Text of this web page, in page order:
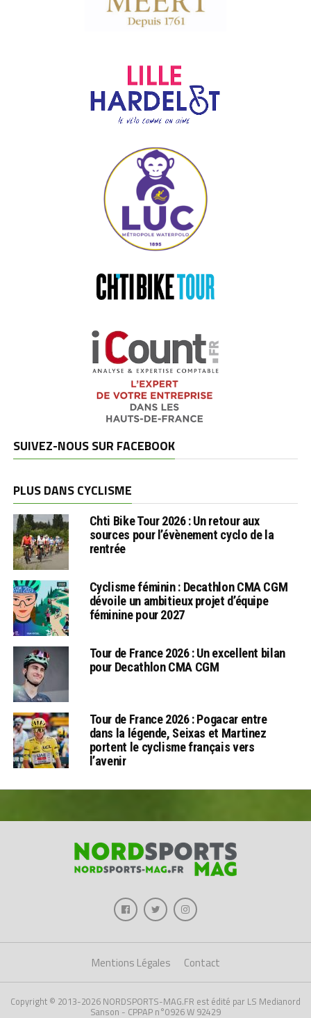
SUIVEZ-NOUS SUR FACEBOOK
PLUS DANS CYCLISME
Chti Bike Tour 2026 : Un retour aux
sources pour l’évènement cyclo de la
rentrée
Cyclisme féminin : Decathlon CMA CGM
dévoile un ambitieux projet d’équipe
féminine pour 2027
Tour de France 2026 : Un excellent bilan
pour Decathlon CMA CGM
Tour de France 2026 : Pogacar entre
dans la légende, Seixas et Martinez
portent le cyclisme français vers
l’avenir
Mentions Légales Contact
Copyright © 2013-2026 NORDSPORTS-MAG.FR est édité par LS Medianord
Sanson - CPPAP n°0926 W 92429